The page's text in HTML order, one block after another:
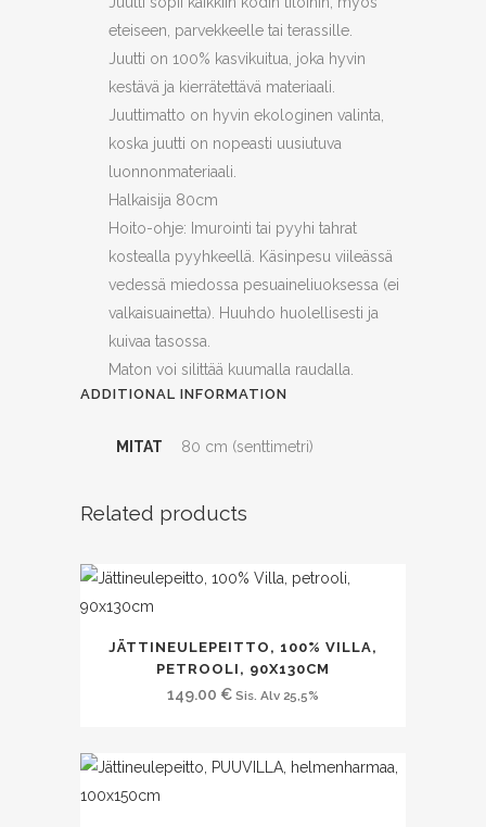
eteiseen, parvekkeelle tai terassille.
Juutti on 100% kasvikuitua, joka hyvin
kestävä ja kierrätettävä materiaali.
Juuttimatto on hyvin ekologinen valinta,
koska juutti on nopeasti uusiutuva
luonnonmateriaali.
Halkaisija 80cm
Hoito-ohje: Imurointi tai pyyhi tahrat
kostealla pyyhkeellä. Käsinpesu viileässä
vedessä miedossa pesuaineliuoksessa (ei
valkaisuainetta). Huuhdo huolellisesti ja
kuivaa tasossa.
Maton voi silittää kuumalla raudalla.
ADDITIONAL INFORMATION
MITAT 80 cm (senttimetri)
Related products
JÄTTINEULEPEITTO, 100% VILLA,
PETROOLI, 90X130CM
149.00 € Sis. Alv 25,5%